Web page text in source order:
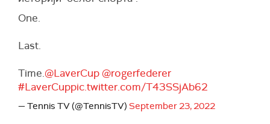
One.
Last.
Time.@LaverCup @rogerfederer
#LaverCuppic.twitter.com/T43SSjAb62
— Tennis TV (@TennisTV) September 23, 2022